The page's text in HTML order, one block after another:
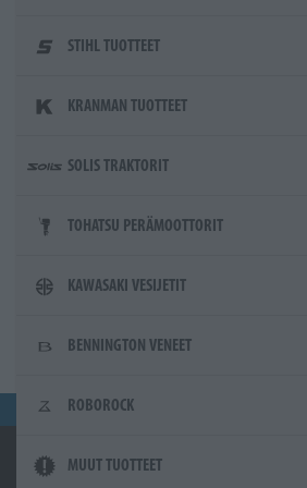
STIHL TUOTTEET
KRANMAN TUOTTEET
SOLIS TRAKTORIT
TOHATSU PERÄMOOTTORIT
KAWASAKI VESIJETIT
BENNINGTON VENEET
ROBOROCK
MUUT TUOTTEET